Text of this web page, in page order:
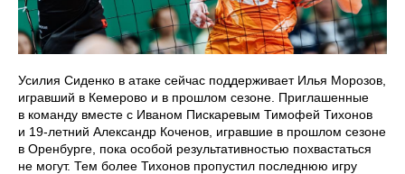
Усилия Сиденко в атаке сейчас поддерживает Илья Морозов,
игравший в Кемерово и в прошлом сезоне. Приглашенные
в команду вместе с Иваном Пискаревым Тимофей Тихонов
и 19-летний Александр Коченов, игравшие в прошлом сезоне
в Оренбурге, пока особой результативностью похвастаться
не могут. Тем более Тихонов пропустил последнюю игру